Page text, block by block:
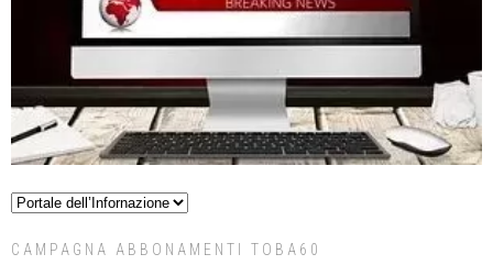
CAMPAGNA ABBONAMENTI TOBA60